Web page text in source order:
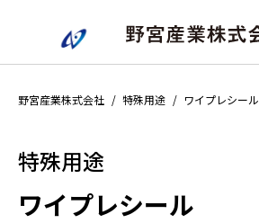
野宮産業株式会社 特殊用途 ワイプレシール
特殊用途
ワイプレシール